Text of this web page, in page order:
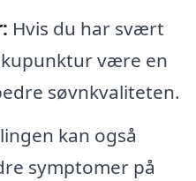
Hvis du har svært
være en
søvnkvaliteten.
kan også
symptomer på